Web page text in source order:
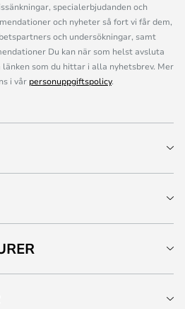
specialerbjudanden och
och nyheter så fort vi får dem,
och undersökningar, samt
Du kan när som helst avsluta
som du hittar i alla nyhetsbrev. Mer
i vår personuppgiftspolicy.